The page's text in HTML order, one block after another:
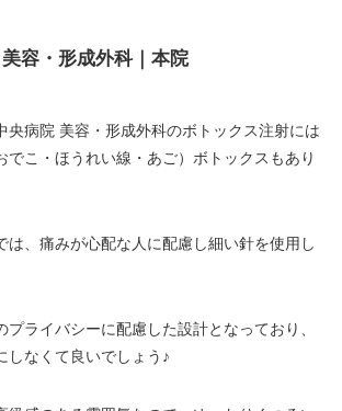
JCB/DC/Visa/Master®/America
天カード/UFJ/NICOS/セディナ/
OMC/UC/デビットカード
提携駐車場有
JCB/DC/Visa/Master®/America
n Express/Diners/銀聯/MUFG/楽
天カード/UFJ/NICOS/セディナ/
可
水 木 金 土
容・形成外科｜本院
央病院 美容・形成外科のボトックス注射には
でこ・ほうれい線・あご）ボトックスもあり
は、痛みが心配な人に配慮し細い針を使用し
プライバシーに配慮した設計となっており、
しなくて良いでしょう♪